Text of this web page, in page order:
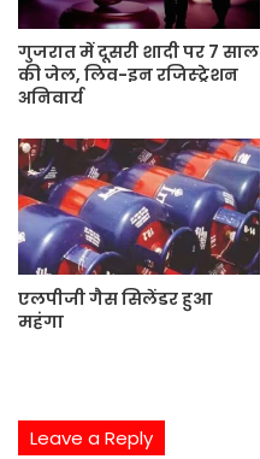
गुजरात में दूसरी शादी पर 7 साल
की जेल, लिव-इन रजिस्ट्रेशन
अनिवार्य
एलपीजी गैस सिलेंडर हुआ
महंगा
Leave a Reply